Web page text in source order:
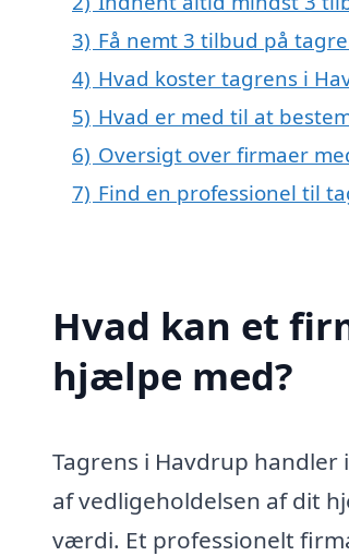
3) Få nemt 3 tilbud på
4) Hvad koster tagrens i
5) Hvad er med til at
6) Oversigt over firmaer
7) Find en professionel til
Hvad kan et
hjælpe med?
Tagrens i Havdrup
af vedligeholdelsen af dit
værdi. Et professionelt